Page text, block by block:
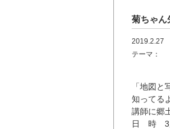
菊ちゃ
テーマ：
「地図と
知ってる
講師に郷
日 時 3